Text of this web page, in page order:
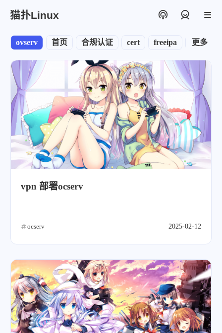
猫扑Linux
首页 合规认证 cert freeipa node
ovserv 更多
vpn 部署ocserv
ocserv 2025-02-12